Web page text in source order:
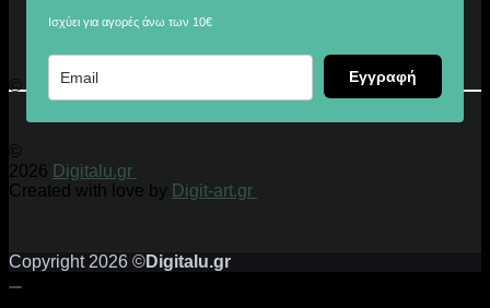
Ισχύει για αγορές άνω των 10€
Εγγραφή
© 2026 Digitalu.gr
©
2026 Digitalu.gr
Created with love by Digit-art.gr
Copyright 2026 ©Digitalu.gr